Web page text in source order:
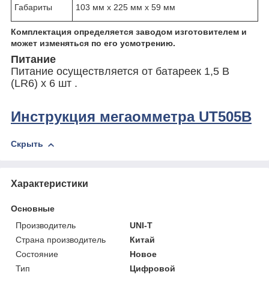
Габариты 103 мм x 225 мм x 59 мм
Комплектация определяется заводом изготовителем и
может изменяться по его усмотрению.
Питание
Питание осуществляется от батареек 1,5 В
(LR6) x 6 шт .
Инструкция мегаомметра UT505B
Скрыть
Характеристики
Основные
Производитель
UNI-T
Страна производитель
Китай
Состояние
Новое
Тип
Цифровой